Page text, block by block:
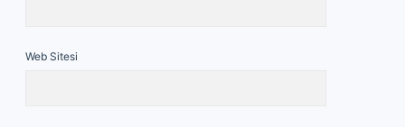
Web Sitesi